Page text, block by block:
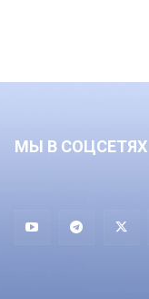
МЫ В СОЦСЕТЯХ